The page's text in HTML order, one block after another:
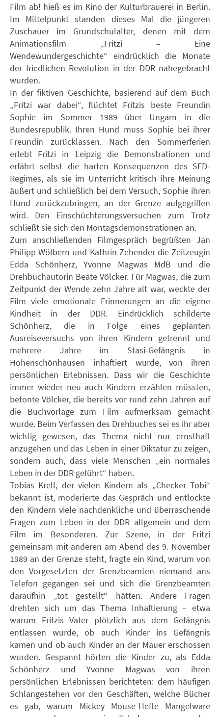
Film ab! hieß es im Kino der Kulturbrauerei in Berlin.
Im Mittelpunkt standen dieses Mal die jüngeren
Zuschauer im Grundschulalter, denen mit dem
Animationsfilm „Fritzi – Eine
Wendewundergeschichte“ eindrücklich die Monate
der friedlichen Revolution in der DDR nahegebracht
wurden.
In der fiktiven Geschichte, basierend auf dem Buch
„Fritzi war dabei“, flüchtet Fritzis beste Freundin
Sophie im Sommer 1989 über Ungarn in die
Bundesrepublik. Ihren Hund muss Sophie bei ihrer
Freundin zurücklassen. Nach den Sommerferien
erlebt Fritzi in Leipzig die Demonstrationen und
erfährt selbst die harten Konsequenzen des SED-
Regimes, als sie im Unterricht kritisch ihre Meinung
äußert und schließlich bei dem Versuch, Sophie ihren
Hund zurückzubringen, an der Grenze aufgegriffen
wird. Den Einschüchterungsversuchen zum Trotz
schließt sie sich den Montagsdemonstrationen an.
Zum anschließenden Filmgespräch begrüßten Jan
Philipp Wölbern und Kathrin Zehender die Zeitzeugin
Edda Schönherz, Yvonne Magwas MdB und die
Drehbuchautorin Beate Völcker. Für Magwas, die zum
Zeitpunkt der Wende zehn Jahre alt war, weckte der
Film viele emotionale Erinnerungen an die eigene
Kindheit in der DDR. Eindrücklich schilderte
Schönherz, die in Folge eines geplanten
Ausreiseversuchs von ihren Kindern getrennt und
mehrere Jahre im Stasi-Gefängnis in
Hohenschönhausen inhaftiert wurde, von ihren
persönlichen Erlebnissen. Dass wir die Geschichte
immer wieder neu auch Kindern erzählen müssten,
betonte Völcker, die bereits vor rund zehn Jahren auf
die Buchvorlage zum Film aufmerksam gemacht
wurde. Beim Verfassen des Drehbuches sei es ihr aber
wichtig gewesen, das Thema nicht nur ernsthaft
anzugehen und das Leben in einer Diktatur zu zeigen,
sondern auch, dass viele Menschen „ein normales
Leben in der DDR geführt“ haben.
Tobias Krell, der vielen Kindern als „Checker Tobi“
bekannt ist, moderierte das Gespräch und entlockte
den Kindern viele nachdenkliche und überraschende
Fragen zum Leben in der DDR allgemein und dem
Film im Besonderen. Zur Szene, in der Fritzi
gemeinsam mit anderen am Abend des 9. November
1989 an der Grenze steht, fragte ein Kind, warum von
den Vorgesetzten der Grenzbeamten niemand ans
Telefon gegangen sei und sich die Grenzbeamten
daraufhin „tot gestellt“ hätten. Andere Fragen
drehten sich um das Thema Inhaftierung – etwa
warum Fritzis Vater plötzlich aus dem Gefängnis
entlassen wurde, ob auch Kinder ins Gefängnis
kamen und ob auch Kinder an der Mauer erschossen
wurden. Gespannt hörten die Kinder zu, als Edda
Schönherz und Yvonne Magwas von ihren
persönlichen Erlebnissen berichteten: dem häufigen
Schlangestehen vor den Geschäften, welche Bücher
es gab, warum Mickey Mouse-Hefte Mangelware